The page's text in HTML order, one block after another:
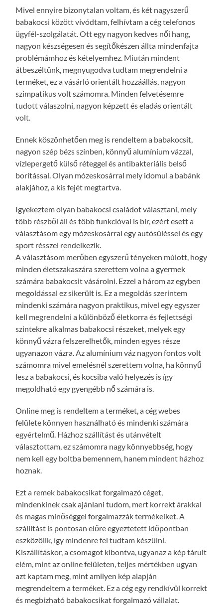
Mivel ennyire bizonytalan voltam, és két nagyszerű
babakocsi között vívódtam, felhívtam a cég telefonos
ügyfél-szolgálatát. Ott egy nagyon kedves női hang,
nagyon készségesen és segítőkészen állta mindenfajta
problémámhoz és kételyemhez. Miután mindent
átbeszéltünk, megnyugodva tudtam megrendelni a
terméket, ez a vásárló orientált hozzáállás, nagyon
szimpatikus volt számomra. Minden felvetésemre
tudott válaszolni, nagyon képzett és eladás orientált
volt.
Ennek köszönhetően meg is rendeltem a babakocsit,
nagyon szép bézs színben, könnyű alumínium vázzal,
vízlepergető külső réteggel és antibakteriális belső
borítással. Olyan mózeskosárral mely idomul a babánk
alakjához, a kis fejét megtartva.
Igyekeztem olyan babakocsi családot választani, mely
több részből áll és több funkcióval is bír, ezért esett a
választásom egy mózeskosárral egy autósüléssel és egy
sport résszel rendelkezik.
A választásom merőben egyszerű tényeken múlott, hogy
minden életszakaszára szerettem volna a gyermek
számára babakocsit vásárolni. Ezzel a három az egyben
megoldással ez sikerült is. Ez a megoldás szerintem
mindenki számára nagyon praktikus, mivel egy egyszer
kell megrendelni a különböző életkorra és fejlettségi
szintekre alkalmas babakocsi részeket, melyek egy
könnyű vázra felszerelhetők, minden egyes része
ugyanazon vázra. Az alumínium váz nagyon fontos volt
számomra mivel emelésnél szerettem volna, ha könnyű
lesz a babakocsi, és kocsiba való helyezés is így
megoldható egy gyengébb nő számára is.
Online meg is rendeltem a terméket, a cég webes
felülete könnyen használható és mindenki számára
egyértelmű. Házhoz szállítást és utánvételt
választottam, ez számomra nagy könnyebbség, hogy
nem kell egy boltba bemennem, hanem mindent házhoz
hoznak.
Ezt a remek babakocsikat forgalmazó céget,
mindenkinek csak ajánlani tudom, mert korrekt árakkal
és magas minőséggel forgalmazzák termékeiket. A
szállítást is pontosan előre egyeztetett időpontban
eszközölik, így mindenre fel tudtam készülni.
Kiszállításkor, a csomagot kibontva, ugyanaz a kép tárult
elém, mint az online felületen, teljes mértékben ugyan
azt kaptam meg, mint amilyen kép alapján
megrendeltem a terméket. Ez a cég egy rendkívül korrekt
és megbízható babakocsikat forgalmazó vállalat.